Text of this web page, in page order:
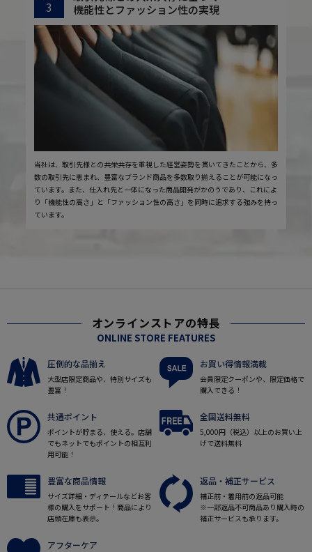
3
機能性とファッション性の実現
当社は、取引先様との共栄共存を重視した経営姿勢を貫いてきたことから、多
数の取引先に恵まれ、豊富なブランド商品を多数取り揃えることが可能になっ
ています。また、仕入れ先と一体になった商品開発がかのうであり、これによ
り「機能性の高さ」と「ファッション性の高さ」を同時に追求する強みを持っ
ています。
オンラインストアの特長
ONLINE STORE FEATURES
圧倒的な品揃え
大型店限定商品や、特別サイズも
豊富！
お買い得情報満載
会員限定クーポンや、限定価格で
購入できる！
共通ポイント
ポイントが貯まる、使える。店舗
でもネットでもポイントの相互利
用可能！
全国送料無料
5,000円（税込）以上のお買い上
げで送料無料
豊富な商品情報
サイズ詳細・ディテールなどお客
様の購入をサポート！商品により
店頭在庫も表示。
返品・補正サービス
補正前・着用前の返品可能
※一部返品不可商品あり購入時の
補正サービスも承ります。
アフターケア